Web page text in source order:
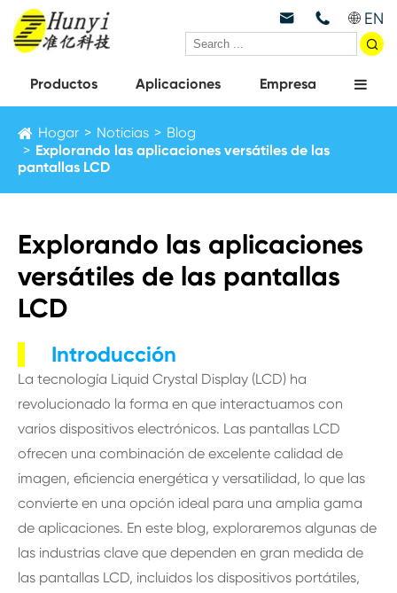
  EN

Productos Aplicaciones Empresa
Hogar Noticias
Blog
Explorando las aplicaciones versátiles de las
pantallas LCD
Explorando las aplicaciones
versátiles de las pantallas
LCD
Introducción
La tecnología Liquid Crystal Display (LCD) ha
revolucionado la forma en que interactuamos con
varios dispositivos electrónicos. Las pantallas LCD
ofrecen una combinación de excelente calidad de
imagen, eficiencia energética y versatilidad, lo que las
convierte en una opción ideal para una amplia gama
de aplicaciones. En este blog, exploraremos algunas de
las industrias clave que dependen en gran medida de
las pantallas LCD, incluidos los dispositivos portátiles,